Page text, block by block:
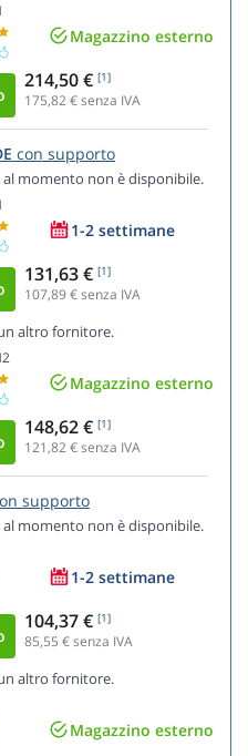
Magazzino esterno
214,50 € [1]
175,82€ senza IVA
con supporto
momento non è disponibile.
1-2 settimane
131,63 € [1]
107,89€ senza IVA
altro fornitore.
Magazzino esterno
148,62 € [1]
121,82€ senza IVA
supporto
momento non è disponibile.
1-2 settimane
104,37 € [1]
85,55 € senza IVA
altro fornitore.
Magazzino esterno